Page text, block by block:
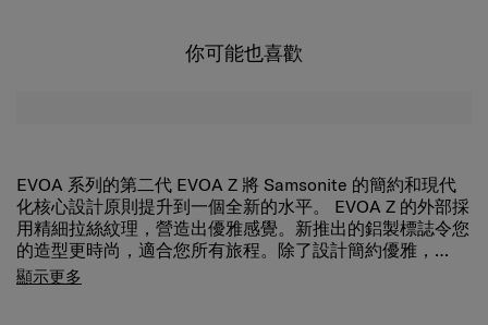
你可能也喜歡
EVOA 系列的第二代 EVOA Z 將 Samsonite 的簡約和現代
化核心設計原則提升到一個全新的水平。 EVOA Z 的外部採
用精細拉絲紋理，營造出優雅感覺。新推出的鋁製標誌令您
的造型更時尚，適合您所有旅程。除了設計簡約優雅，
EVOA Z 還擁有一系列創新和貼心的功能，豐富您每一趟旅
專利Aero-Trac™減震滑輪技術
顯示更多